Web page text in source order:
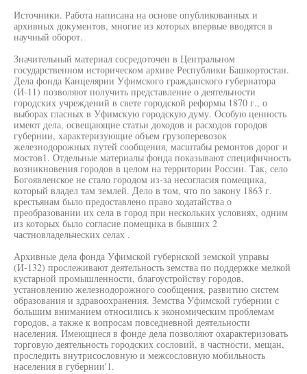
Источники. Работа написана на основе опубликованных и
архивных документов, многие из которых впервые вводятся в
научный оборот.
Значительный материал сосредоточен в Центральном
государственном историческом архиве Республики Башкортостан.
Дела фонда Канцелярии Уфимского гражданского губернатора
(И-11) позволяют получить представление о деятельности
городских учреждений в свете городской реформы 1870 г., о
выборах гласных в Уфимскую городскую думу. Особую ценность
имеют дела, освещающие статьи доходов и расходов городов
губернии, характеризующие объем грузоперевозок
железнодорожных путей сообщения, масштабы ремонтов дорог и
мостов1. Отдельные материалы фонда показывают специфичность
возникновения городов в целом на территории России. Так, село
Богоявленское не стало городом из-за несогласия помещика,
который владел там землей. Дело в том, что по закону 1863 г.
крестьянам было предоставлено право ходатайства о
преобразовании их села в город при нескольких условиях, одним
из которых было согласие помещика в бывших 2
частновладельческих селах .
Архивные дела фонда Уфимской губернской земской управы
(И-132) прослеживают деятельность земства по поддержке мелкой
кустарной промышленности, благоустройству городов,
установлению железнодорожного сообщения, развитию систем
образования и здравоохранения. Земства Уфимской губернии с
большим вниманием относились к экономическим проблемам
городов, а также к вопросам повседневной деятельности
населения. Имеющиеся в фонде дела позволяют охарактеризовать
торговую деятельность городских сословий, в частности, мещан,
проследить внутрисословную и межсословную мобильность
населения в губернии'1.